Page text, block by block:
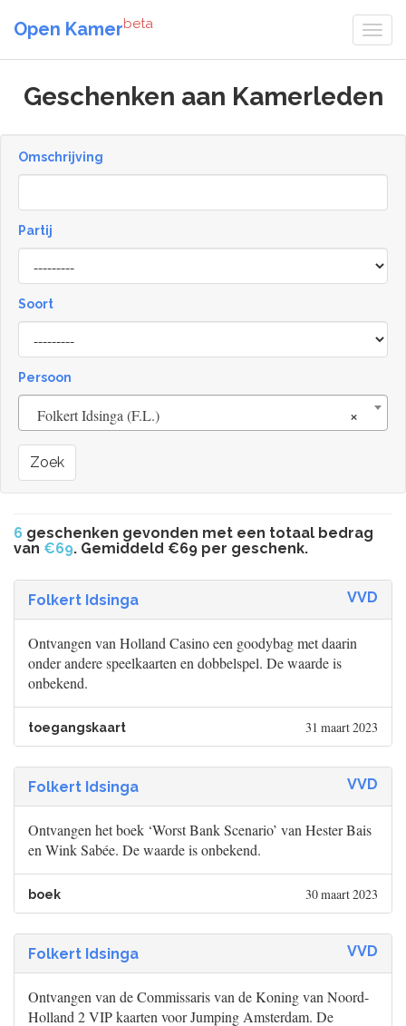
Open Kamerbeta
Geschenken aan Kamerleden
Omschrijving
Partij
Soort
Type
Persoon
×
Folkert Idsinga (F.L.)
Zoek
6 geschenken gevonden met een totaal bedrag
van €69. Gemiddeld €69 per geschenk.
Folkert Idsinga VVD
Ontvangen van Holland Casino een goodybag met daarin
onder andere speelkaarten en dobbelspel. De waarde is
onbekend.
toegangskaart 31 maart 2023
Folkert Idsinga VVD
Ontvangen het boek ‘Worst Bank Scenario’ van Hester Bais
en Wink Sabée. De waarde is onbekend.
boek 30 maart 2023
Folkert Idsinga VVD
Ontvangen van de Commissaris van de Koning van Noord-
Holland 2 VIP kaarten voor Jumping Amsterdam. De